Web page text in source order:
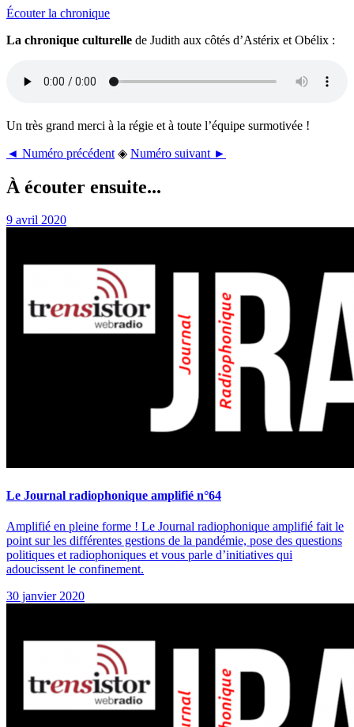
Écouter la chronique
La chronique culturelle de Judith aux côtés d’Astérix et Obélix :
Un très grand merci à la régie et à toute l’équipe surmotivée !
◄ Numéro précédent ◈ Numéro suivant ►
À écouter ensuite...
9 avril 2020
Le Journal radiophonique amplifié n°64
Amplifié en pleine forme ! Le Journal radiophonique amplifié fait le
point sur les différentes gestions de la pandémie, pose des questions
politiques et radiophoniques et vous parle d’initiatives qui
adoucissent le confinement.
30 janvier 2020